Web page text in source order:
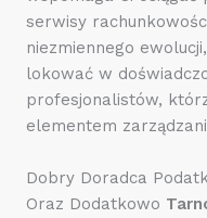
serwisy
niezmiennego
lokować w
profesjonalistów,
elementem
Dobry Doradca
Oraz Dodatkowo